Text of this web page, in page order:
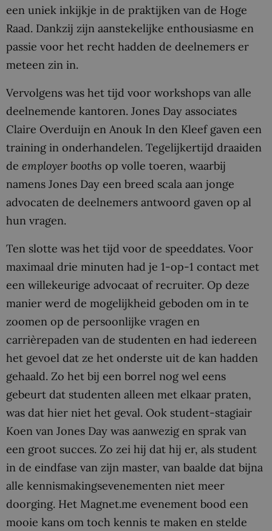
een uniek inkijkje in de praktijken van de Hoge
Raad. Dankzij zijn aanstekelijke enthousiasme en
passie voor het recht hadden de deelnemers er
meteen zin in.
Vervolgens was het tijd voor workshops van alle
deelnemende kantoren. Jones Day associates
Claire Overduijn en Anouk In den Kleef gaven een
training in onderhandelen. Tegelijkertijd draaiden
de employer booths op volle toeren, waarbij
namens Jones Day een breed scala aan jonge
advocaten de deelnemers antwoord gaven op al
hun vragen.
Ten slotte was het tijd voor de speeddates. Voor
maximaal drie minuten had je 1-op-1 contact met
een willekeurige advocaat of recruiter. Op deze
manier werd de mogelijkheid geboden om in te
zoomen op de persoonlijke vragen en
carrièrepaden van de studenten en had iedereen
het gevoel dat ze het onderste uit de kan hadden
gehaald. Zo het bij een borrel nog wel eens
gebeurt dat studenten alleen met elkaar praten,
was dat hier niet het geval. Ook student-stagiair
Koen van Jones Day was aanwezig en sprak van
een groot succes. Zo zei hij dat hij er, als student
in de eindfase van zijn master, van baalde dat bijna
alle kennismakingsevenementen niet meer
doorging. Het Magnet.me evenement bood een
mooie kans om toch kennis te maken en stelde